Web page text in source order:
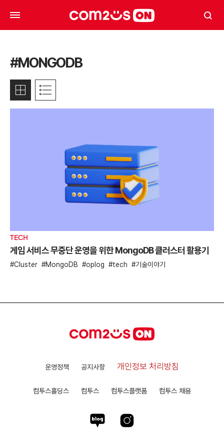
#MONGODB
TECH
게임 서비스 무중단 운영을 위한 MongoDB 클러스터 활용기
Cluster MongoDB oplog tech 기술이야기
운영정책 공지사항 개인정보 처리방침
컴투스홀딩스 컴투스 컴투스플랫폼 컴투스 채용